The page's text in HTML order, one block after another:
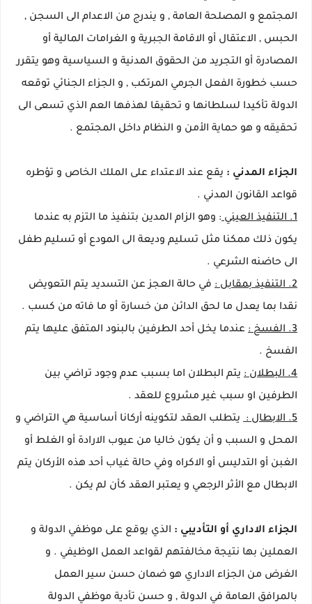
المجتمع و المصلحة العامة , و يندرج من الاعدام الى السجن ,
الحبس , الاعتقال أو الاقامة الجبرية و الغرامات المالية أو
المصادرة أو التجريد من الحقوق المدنية و السياسية وهو يتقرر
حسب خطورة الفعل الجرمي المرتكب , و الجزاء الجنائي توقعه
الدولة تأكيدا لسلطانها و تحقيقا لهذفها العم الذي تسعى الى
تحقيقه و هو حماية الأمن و النظام داخل المجتمع .
الجزاء المدني : يقع عند الاعتداء على الملك الخاص و تؤطره
قواعد القانون المدني .
1. التنفيذ العيني
: وهو الزام المدين بتنفيذ ما التزم به عندما
يكون ذلك ممكنا مثل تسليم وديعة الى المودع أو تسليم طفل
الى حاضنه الشرعي .
2. التنفيذ بمقابل :
في حالة العجز عن التسديد يتم التعويض
نقدا بما يعدل ما لحق الدائن من خسارة أو ما فاته من كسب .
3. الفسخ :
عندما يخل أحد الطرفين بالبنود المتفق عليها يتم
الفسخ .
4. البطلان :
يتم البطلان اما بسبب عدم وجود تراضي بين
الطرفين او سبب غير مشروع للعقد .
5. الابطال :
يتطلب العقد لتكوينه أركانا أساسية هي التراضي و
المحل و السبب و أن يكون خاليا من عيوب الارادة أو الغلط أو
الغبن أو التدليس أو الاكراه وفي حالة غياب أحد هذه الأركان يتم
الابطال مع الأثر الرجعي و يعتبر العقد كأن لم يكن .
الجزاء الاداري أو التأديبي : الذي يوقع على موظفي الدولة و
العملين بها نتيجة مخالفتهم لقواعد العمل الوظيفي . و
الغرض من الجزاء الاداري هو ضمان حسن سير العمل
بالمرافق العامة في الدولة , و حسن تأدية موظفي الدولة